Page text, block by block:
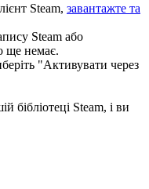
Steam, завантажте та
Steam або
ще немає.
"Активувати через
бібліотеці Steam, і ви